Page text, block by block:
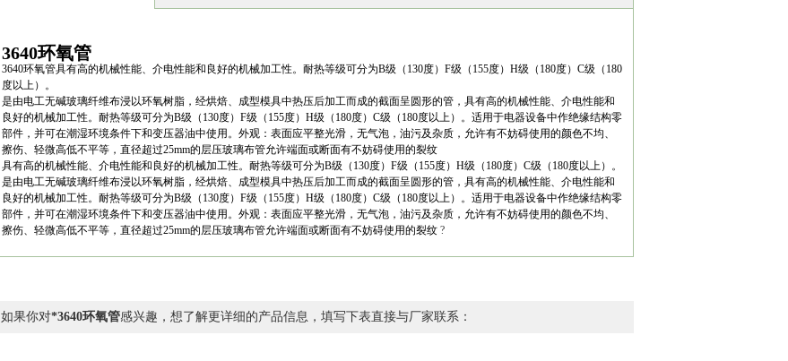
3640环氧管
3640环氧管具有高的机械性能、介电性能和良好的机械加工性。耐热等级可分为B级（130度）F级（155度）H级（180度）C级（180
度以上）。
是由电工无碱玻璃纤维布浸以环氧树脂，经烘焙、成型模具中热压后加工而成的截面呈圆形的管，具有高的机械性能、介电性能和
良好的机械加工性。耐热等级可分为B级（130度）F级（155度）H级（180度）C级（180度以上）。适用于电器设备中作绝缘结构零
部件，并可在潮湿环境条件下和变压器油中使用。外观：表面应平整光滑，无气泡，油污及杂质，允许有不妨碍使用的颜色不均、
擦伤、轻微高低不平等，直径超过25mm的层压玻璃布管允许端面或断面有不妨碍使用的裂纹
具有高的机械性能、介电性能和良好的机械加工性。耐热等级可分为B级（130度）F级（155度）H级（180度）C级（180度以上）。
是由电工无碱玻璃纤维布浸以环氧树脂，经烘焙、成型模具中热压后加工而成的截面呈圆形的管，具有高的机械性能、介电性能和
良好的机械加工性。耐热等级可分为B级（130度）F级（155度）H级（180度）C级（180度以上）。适用于电器设备中作绝缘结构零
部件，并可在潮湿环境条件下和变压器油中使用。外观：表面应平整光滑，无气泡，油污及杂质，允许有不妨碍使用的颜色不均、
擦伤、轻微高低不平等，直径超过25mm的层压玻璃布管允许端面或断面有不妨碍使用的裂纹 ?
如果你对*3640环氧管感兴趣，想了解更详细的产品信息，填写下表直接与厂家联系：